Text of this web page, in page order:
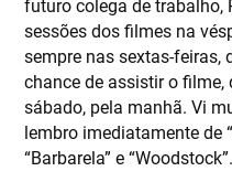
futuro colega de trabalho,
sessões dos filmes na
sempre nas sextas-feiras,
chance de assistir o filme,
sábado, pela manhã. Vi
lembro imediatamente de
“Barbarela” e “Woodstock”.